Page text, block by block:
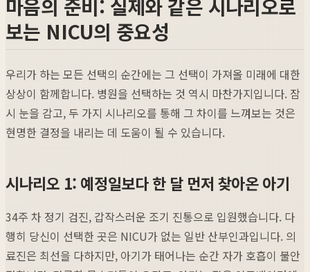
마음의 준비: 실제와 같은 시나리오로
보는 NICU의 중요성
우리가 하는 모든 선택의 순간에는 그 선택이 가져올 미래에 대한
상상이 함께합니다. 병원을 선택하는 것 역시 마찬가지입니다. 잠
시 눈을 감고, 두 가지 시나리오를 통해 그 차이를 느껴보는 것은
현명한 결정을 내리는 데 도움이 될 수 있습니다.
시나리오 1: 예정일보다 한 달 먼저 찾아온 아기
34주 차 정기 검진, 갑작스러운 조기 진통으로 입원했습니다. 다
행히 당신이 선택한 곳은 NICU가 없는 일반 산부인과입니다. 의
료진은 최선을 다하지만, 아기가 태어나는 순간 자가 호흡이 불안